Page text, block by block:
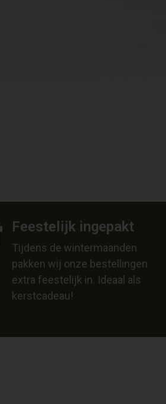
Feestelijk ingepakt
Tijdens de wintermaanden
pakken wij onze bestellingen
extra feestelijk in. Ideaal als
kerstcadeau!